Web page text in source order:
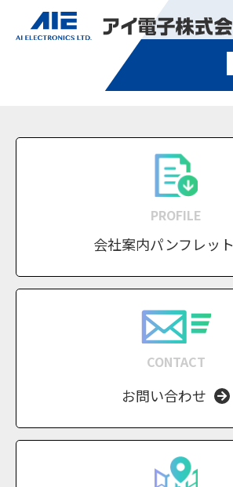
PROFILE
会社案内パンフレット
CONTACT
お問い合わせ